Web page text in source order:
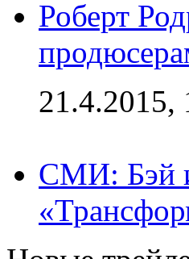
Роберт
21.4.2015,
СМИ: Бэй и